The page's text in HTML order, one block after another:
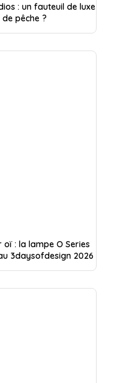
: un fauteuil de luxe
pêche ?
oï : la lampe O Series
3daysofdesign 2026